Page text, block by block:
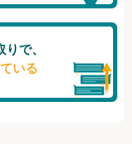
で、
いる